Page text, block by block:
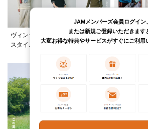
ヴィンテージ×ブランド古着で作る
スタイルをご紹介！
スタッフ
ちをご紹
JAMメンバーズ会員ログイン、
または新規ご登録いただきます
大変お得な特典やサービスがすぐにご利用